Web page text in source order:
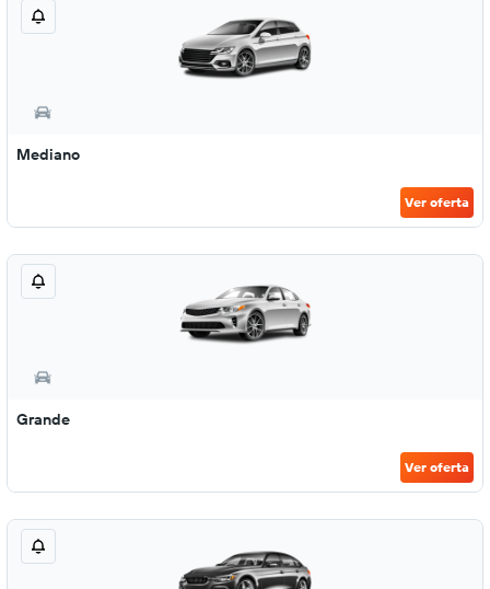
Mediano
Ver oferta
Grande
Ver oferta